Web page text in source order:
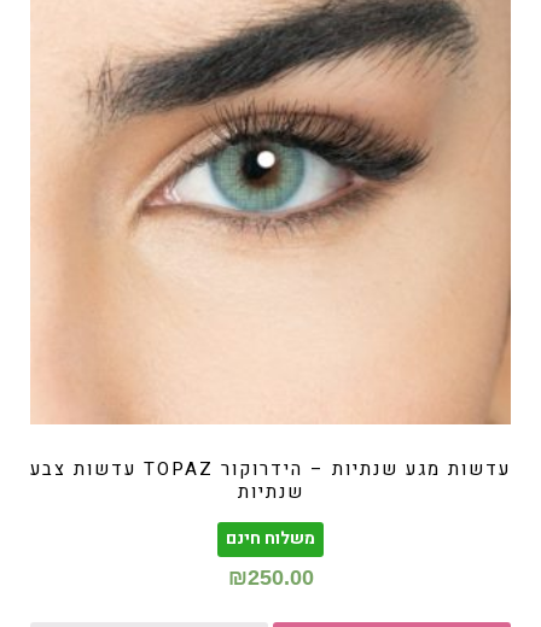
עדשות מגע שנתיות – הידרוקור TOPAZ עדשות צבע
שנתיות
משלוח חינם
₪250.00